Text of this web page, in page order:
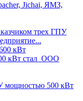
Jichai, ЯМЗ,
трех ГПУ
кВт
кВт стал ООО
мощностью 500 кВт